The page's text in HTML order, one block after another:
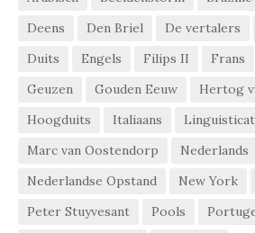
Deens
Den Briel De vertalers
Duits
Engels Filips II Frans
Geuzen
Gouden Eeuw
Hertog
Hoogduits
Italiaans
Marc van Oostendorp
Nederlands
Nederlandse Opstand
New York
Peter Stuyvesant
Pools